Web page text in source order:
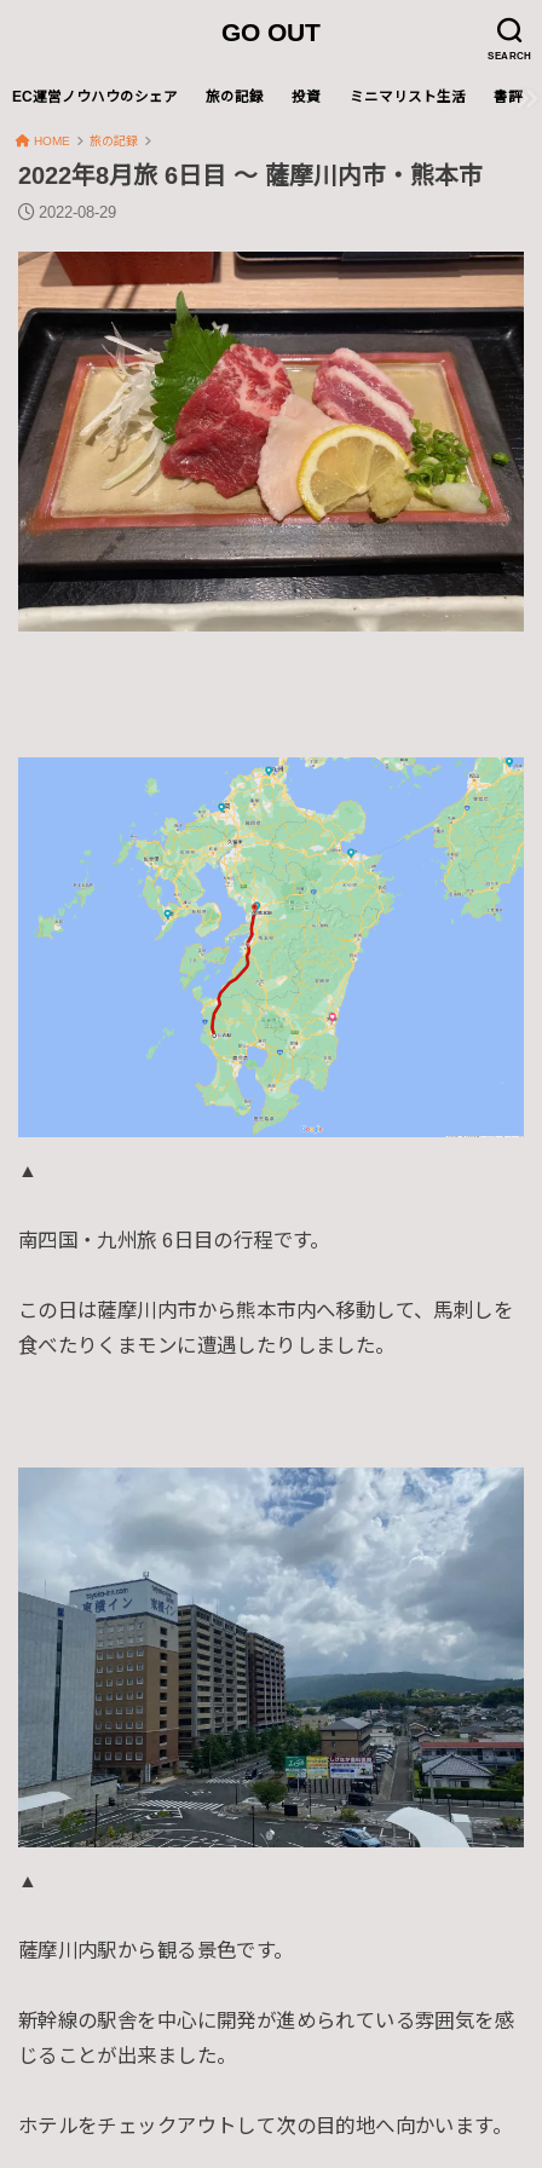
SEARCH
GO OUT
EC運営ノウハウのシェア 旅の記録 投資 ミニマリスト生活 書評
HOME 旅の記録
2022年8月旅 6日目 〜 薩摩川内市・熊本市
2022-08-29
▲
南四国・九州旅 6日目の行程です。
この日は薩摩川内市から熊本市内へ移動して、馬刺しを
食べたりくまモンに遭遇したりしました。
▲
薩摩川内駅から観る景色です。
新幹線の駅舎を中心に開発が進められている雰囲気を感
じることが出来ました。
ホテルをチェックアウトして次の目的地へ向かいます。